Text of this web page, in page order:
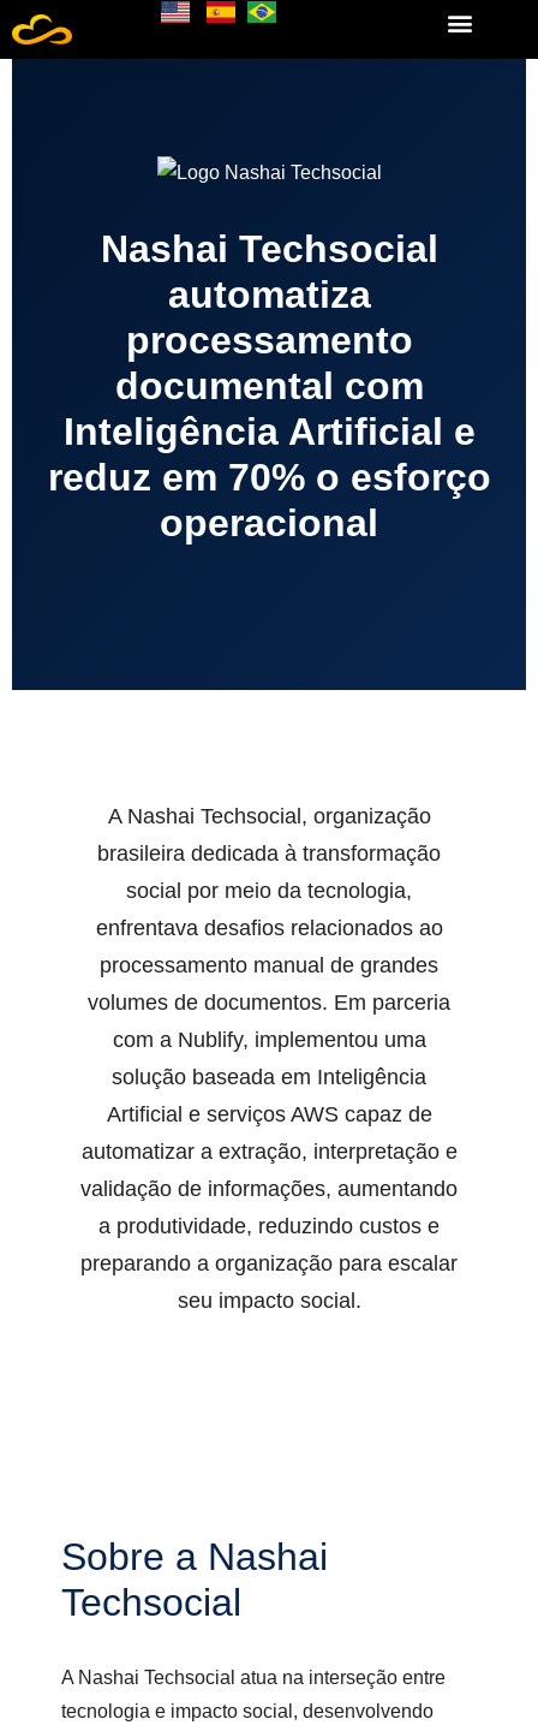
Nashai Techsocial
automatiza
processamento
documental com
Inteligência Artificial e
reduz em 70% o esforço
operacional
A Nashai Techsocial, organização
brasileira dedicada à transformação
social por meio da tecnologia,
enfrentava desafios relacionados ao
processamento manual de grandes
volumes de documentos. Em parceria
com a Nublify, implementou uma
solução baseada em Inteligência
Artificial e serviços AWS capaz de
automatizar a extração, interpretação e
validação de informações, aumentando
a produtividade, reduzindo custos e
preparando a organização para escalar
seu impacto social.
Sobre a Nashai
Techsocial
A Nashai Techsocial atua na interseção entre
tecnologia e impacto social, desenvolvendo